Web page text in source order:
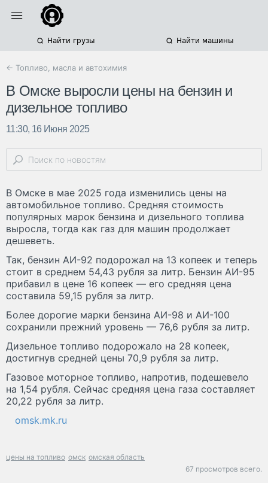
Найти грузы Найти машины
← Топливо, масла и автохимия
В Омске выросли цены на бензин и
дизельное топливо
11:30, 16 Июня 2025
В Омске в мае 2025 года изменились цены на
автомобильное топливо. Средняя стоимость
популярных марок бензина и дизельного топлива
выросла, тогда как газ для машин продолжает
дешеветь.
Так, бензин АИ-92 подорожал на 13 копеек и теперь
стоит в среднем 54,43 рубля за литр. Бензин АИ-95
прибавил в цене 16 копеек — его средняя цена
составила 59,15 рубля за литр.
Более дорогие марки бензина АИ-98 и АИ-100
сохранили прежний уровень — 76,6 рубля за литр.
Дизельное топливо подорожало на 28 копеек,
достигнув средней цены 70,9 рубля за литр.
Газовое моторное топливо, напротив, подешевело
на 1,54 рубля. Сейчас средняя цена газа составляет
20,22 рубля за литр.
omsk.mk.ru
цены на топливо омск омская область
67 просмотров всего.